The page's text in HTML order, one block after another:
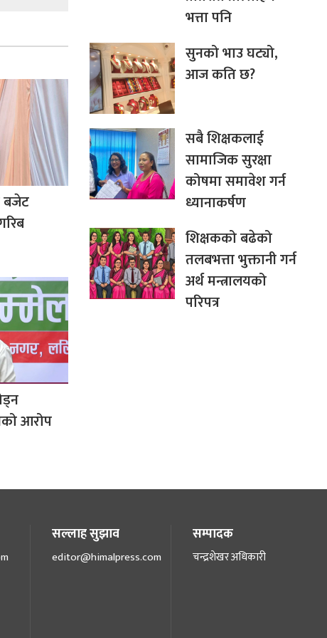
बजेट
आरोप
भत्ता पनि
सुनको भाउ घट्यो,
आज कति छ?
सबै शिक्षकलाई
सामाजिक सुरक्षा
कोषमा समावेश गर्न
ध्यानाकर्षण
शिक्षकको बढेको
तलबभत्ता भुक्तानी गर्न
अर्थ मन्त्रालयको
परिपत्र
सल्लाह सुझाव
editor@himalpress.com
सम्पादक
चन्द्रशेखर अधिकारी